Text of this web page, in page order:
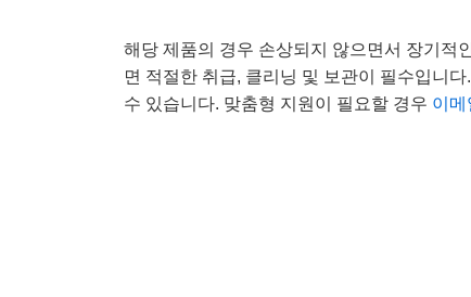
해당 제품의 경우 손상되지 않으면서 장기적
면 적절한 취급, 클리닝 및 보관이 필수입니다.
수 있습니다. 맞춤형 지원이 필요할 경우 이메